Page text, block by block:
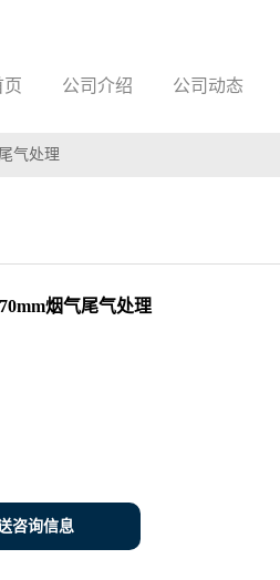
公司介绍 公司动态
气处理
烟气尾气处理
咨询信息